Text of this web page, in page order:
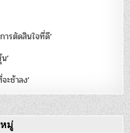
รตัดสินใจที่ดี’
’
ะช้าลง’
มู่